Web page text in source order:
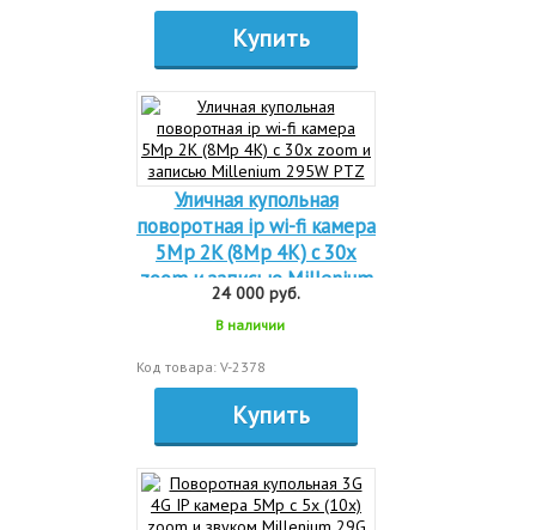
Купить
Уличная купольная
поворотная ip wi-fi камера
5Mp 2K (8Mp 4K) c 30x
zoom и записью Millenium
295W PTZ
24 000 руб.
В наличии
Код товара: V-2378
Купить